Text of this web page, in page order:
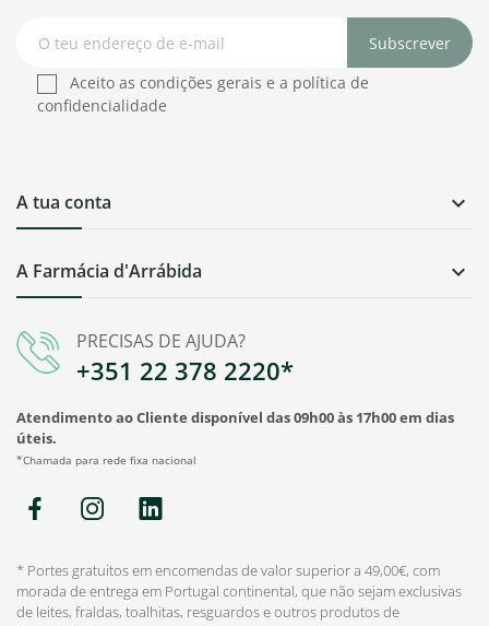
PRECISAS DE AJUDA?
+351 22 378 2220*
Atendimento ao Cliente disponível das 09h00 às 17h00 em dias
úteis.
*Chamada para rede fixa nacional
A Farmácia d'Arrábida 
A tua conta 
Subscrever
Aceito as condições gerais e a política de
confidencialidade
* Portes gratuitos em encomendas de valor superior a 49,00€, com
morada de entrega em Portugal continental, que não sejam exclusivas
de leites, fraldas, toalhitas, resguardos e outros produtos de